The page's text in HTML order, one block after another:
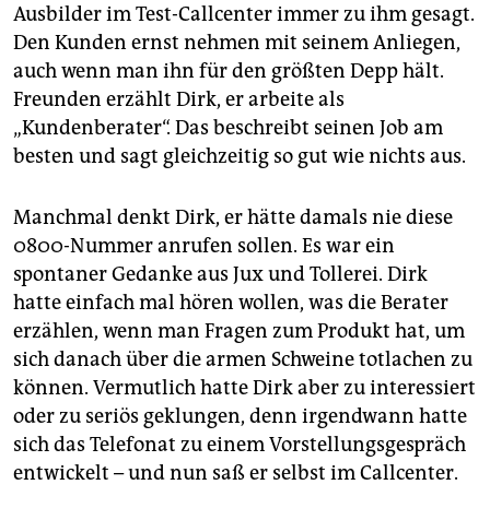
abo
genossenschaft
epaper login
Ausbilder im Test-Callcenter immer zu ihm gesagt.
Den Kunden ernst nehmen mit seinem Anliegen,
auch wenn man ihn für den größten Depp hält.
Freunden erzählt Dirk, er arbeite als
„Kundenberater“. Das beschreibt seinen Job am
besten und sagt gleichzeitig so gut wie nichts aus.
Manchmal denkt Dirk, er hätte damals nie diese
0800-Nummer anrufen sollen. Es war ein
spontaner Gedanke aus Jux und Tollerei. Dirk
hatte einfach mal hören wollen, was die Berater
erzählen, wenn man Fragen zum Produkt hat, um
sich danach über die armen Schweine totlachen zu
können. Vermutlich hatte Dirk aber zu interessiert
oder zu seriös geklungen, denn irgendwann hatte
sich das Telefonat zu einem Vorstellungsgespräch
entwickelt – und nun saß er selbst im Callcenter.